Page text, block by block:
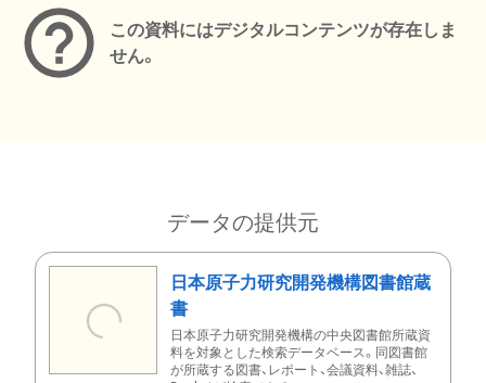
この資料にはデジタルコンテンツが存在しま
せん。
データの提供元
日本原子力研究開発機構図書館蔵
書
日本原子力研究開発機構の中央図書館所蔵資
料を対象とした検索データベース。同図書館
が所蔵する図書、レポート、会議資料、雑誌、